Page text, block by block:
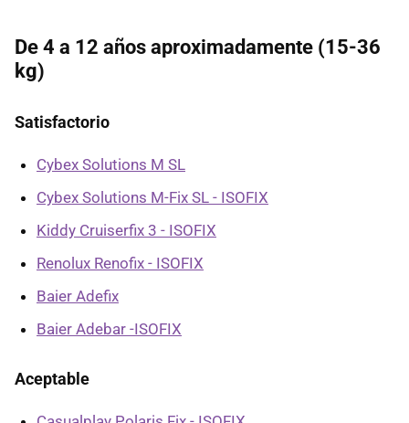
De 4 a 12 años aproximadamente (15-36
kg)
Satisfactorio
Cybex Solutions M SL
Cybex Solutions M-Fix SL - ISOFIX
Kiddy Cruiserfix 3 - ISOFIX
Renolux Renofix - ISOFIX
Baier Adefix
Baier Adebar -ISOFIX
Aceptable